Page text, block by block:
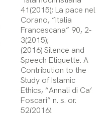
41(2015); La pace nel
Corano, “Italia
Francescana” 90, 2-
3(2015);
(2016) Silence and
Speech Etiquette. A
Contribution to the
Study of Islamic
Ethics, “Annali di Ca’
Foscari” n. s. or.
52(2016).